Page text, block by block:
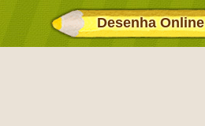
Desenha Online